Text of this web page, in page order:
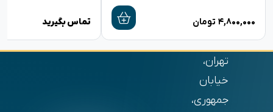
۴,۸۰۰,۰۰۰ تومان تماس بگیرید
تهران،
خیابان
جمهوری،